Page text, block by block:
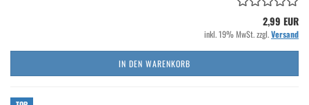
2,99 EUR
inkl. 19% MwSt. zzgl.Versand
IN DEN WARENKORB